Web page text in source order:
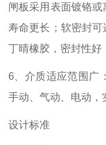
闸板采用表面镀铬或
寿命更长；软密封可
丁晴橡胶，密封性好
6 、介质适应范围
手动、气动、电动，
设计标准